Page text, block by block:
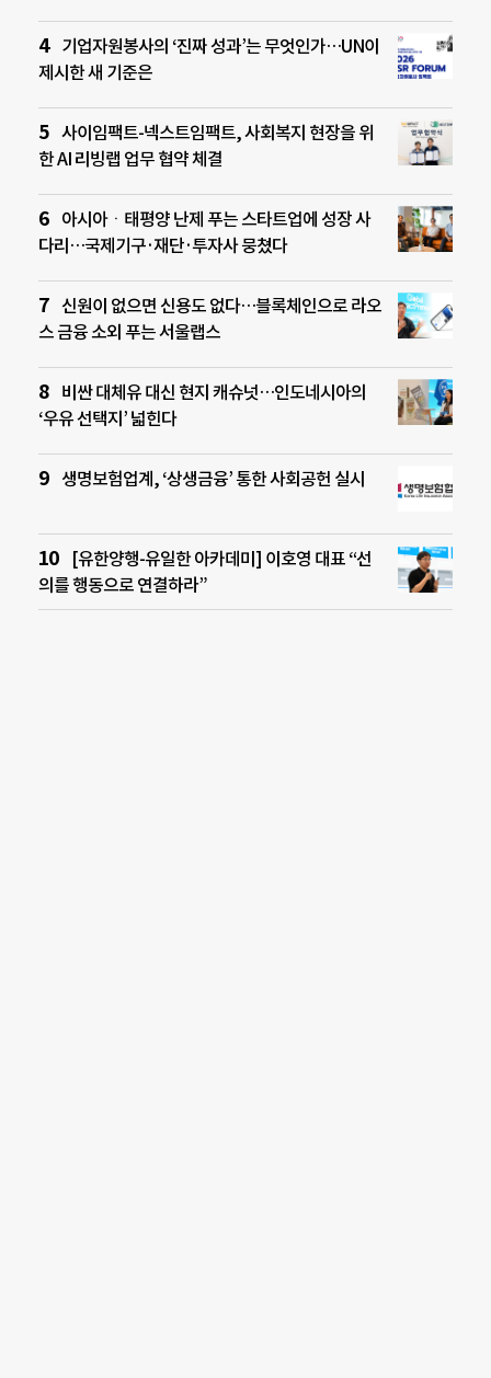
기업자원봉사의 ‘진짜 성과’는 무엇인가…UN이
제시한 새 기준은
사이임팩트-넥스트임팩트, 사회복지 현장을 위
한 AI 리빙랩 업무 협약 체결
아시아ㆍ태평양 난제 푸는 스타트업에 성장 사
다리…국제기구·재단·투자사 뭉쳤다
신원이 없으면 신용도 없다…블록체인으로 라오
스 금융 소외 푸는 서울랩스
비싼 대체유 대신 현지 캐슈넛…인도네시아의
‘우유 선택지’ 넓힌다
생명보험업계, ‘상생금융’ 통한 사회공헌 실시
[유한양행-유일한 아카데미] 이호영 대표 “선
의를 행동으로 연결하라”